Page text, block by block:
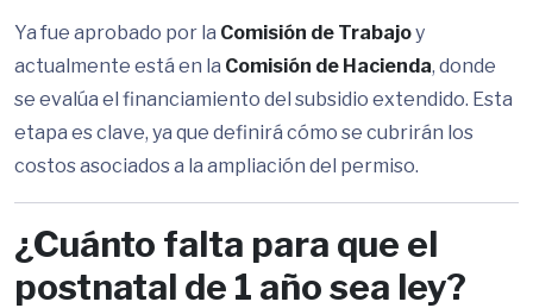
Ya fue aprobado por la Comisión de Trabajoy
actualmente está en la Comisión de Hacienda, donde
se evalúa el financiamiento del subsidio extendido. Esta
etapa es clave, ya que definirá cómo se cubrirán los
costos asociados a la ampliación del permiso.
¿Cuánto falta para que el
postnatal de 1 año sea ley?